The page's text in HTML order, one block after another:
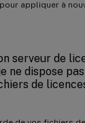
appliquer à
serveur de
dispose pas
de